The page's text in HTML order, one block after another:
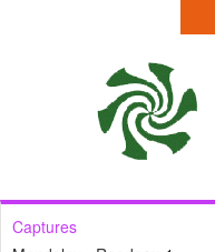
Captures